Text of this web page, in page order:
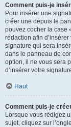
Comment puis-je
Pour insérer une
créer une depuis le
pouvez cocher la case
rédaction afin
signature qui sera
dans le panneau de
option, il ne vous sera
d’insérer votre
Haut
Comment puis-je
Lorsque vous rédigez
sujet, cliquez sur